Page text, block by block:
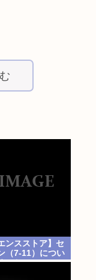
ンスストア】セ
（7-11）につい
こと